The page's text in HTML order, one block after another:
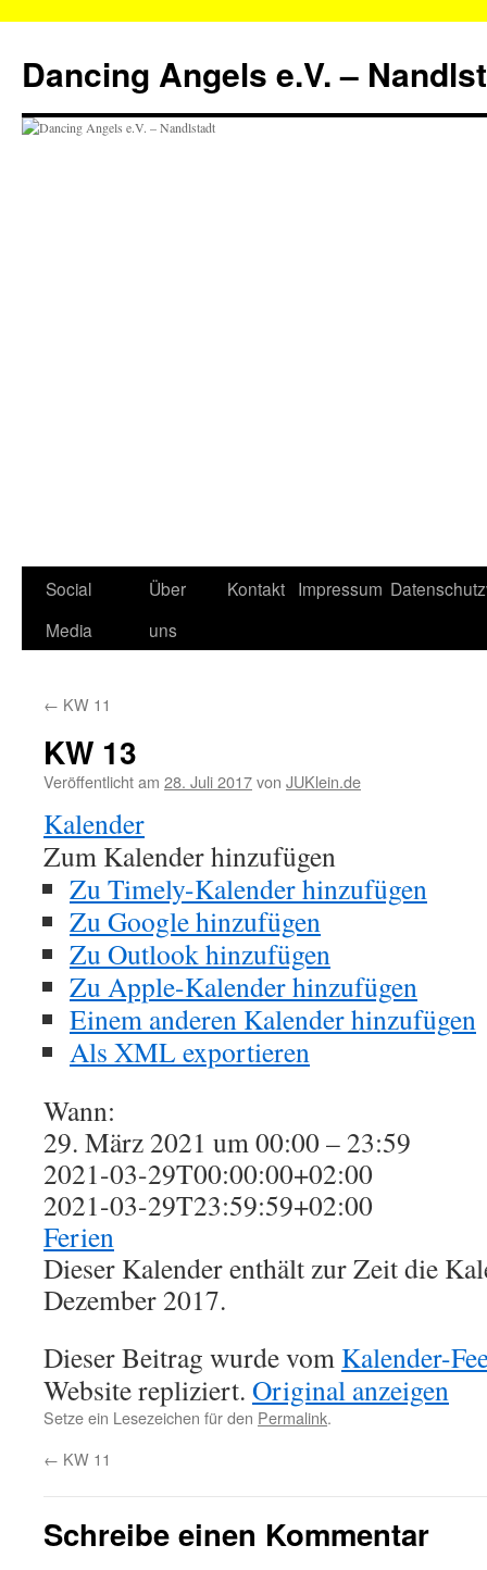
springen
Dancing Angels e.V. –
Social
Media
Über
uns
Kontakt Impressum
← KW 11
KW 13
Veröffentlicht am 28. Juli 2017von JUKlein.de
Kalender
Zum Kalender hinzufügen
Zu Timely-Kalender hinzufügen
Zu Google hinzufügen
Zu Outlook hinzufügen
Zu Apple-Kalender hinzufügen
Einem anderen Kalender hinzufügen
Als XML exportieren
Wann:
29. März 2021 um 00:00 – 23:59
2021-03-29T00:00:00+02:00
2021-03-29T23:59:59+02:00
Ferien
Dieser Kalender enthält zur Zeit die
Dezember 2017.
Dieser Beitrag wurde vom Kalender-
Website repliziert. Original anzeigen
Setze ein Lesezeichen für den Permalink.
← KW 11
Schreibe einen Kommentar